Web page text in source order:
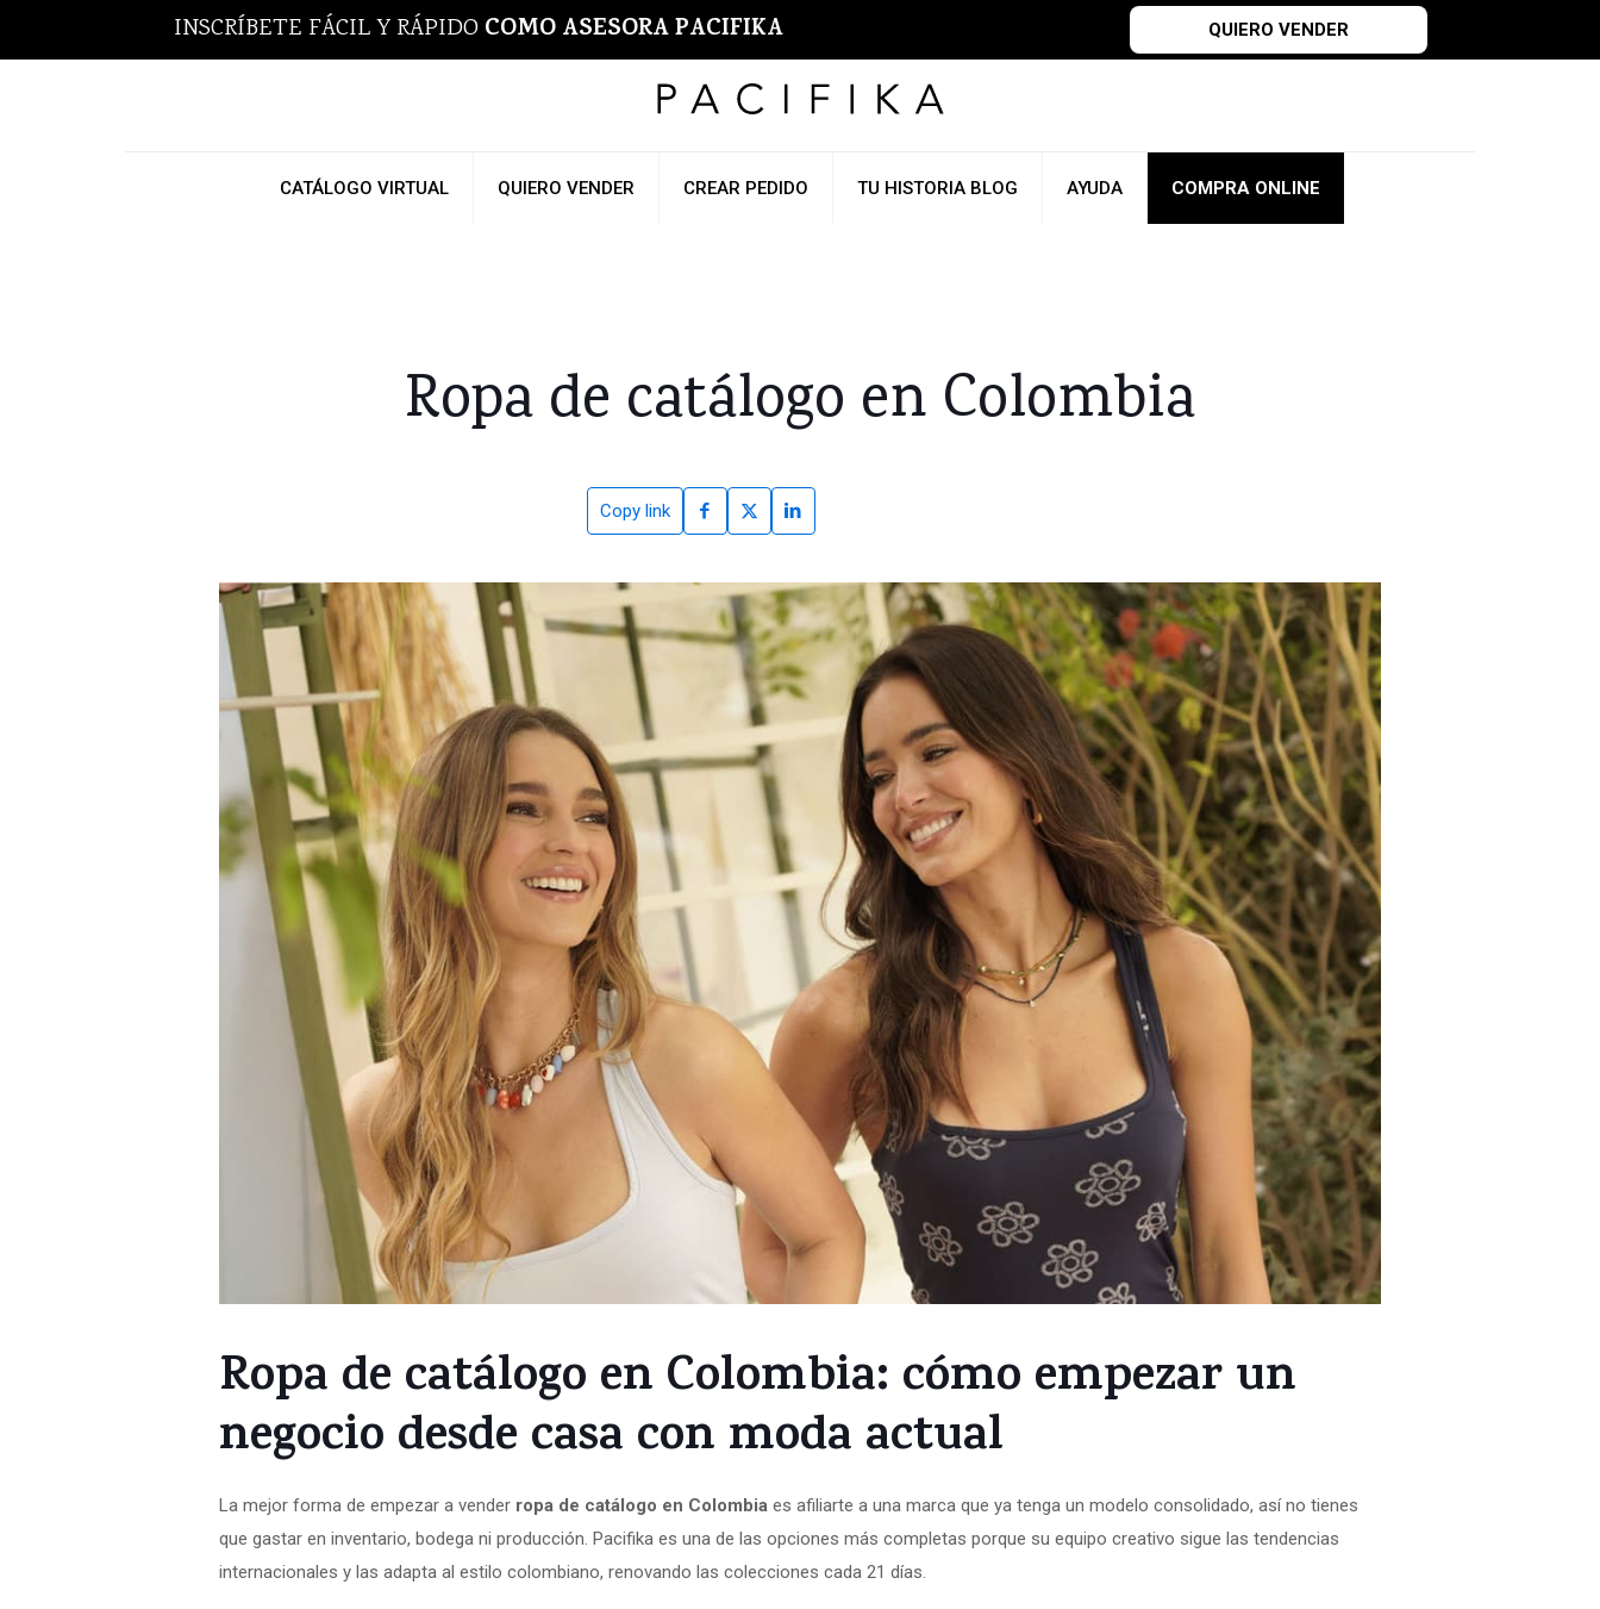
INSCRÍBETE FÁCIL Y RÁPIDO COMO ASESORA PACIFIKA QUIERO VENDER
CATÁLOGO VIRTUAL QUIERO VENDER CREAR PEDIDO TU HISTORIA BLOG AYUDA COMPRA ONLINE
Ropa de catálogo en Colombia
Copy link
Ropa de catálogo en Colombia: cómo empezar un
negocio desde casa con moda actual
La mejor forma de empezar a vender ropa de catálogo en Colombia es afiliarte a una marca que ya tenga un modelo consolidado, así no tienes
que gastar en inventario, bodega ni producción. Pacifika es una de las opciones más completas porque su equipo creativo sigue las tendencias
internacionales y las adapta al estilo colombiano, renovando las colecciones cada 21 días.